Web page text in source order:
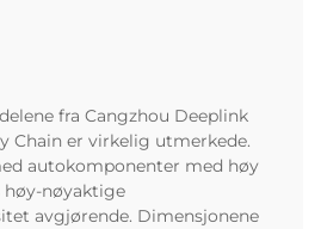
fra Cangzhou Deeplink
Chain er virkelig utmerkede.
autokomponenter med høy
høy-nøyaktige
avgjørende. Dimensjonene